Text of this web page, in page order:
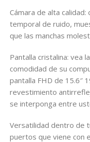
Cámara de alta calidad:
temporal de ruido,
que las manchas
Pantalla cristalina: vea
comodidad de su
pantalla FHD de 15.6″
revestimiento
se interponga entre
Versatilidad dentro de
puertos que viene con